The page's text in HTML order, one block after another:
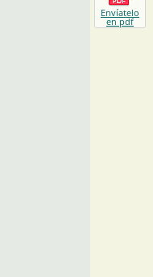
Envíatelo
en pdf